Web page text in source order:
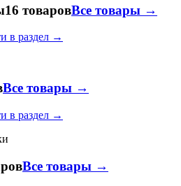
16 товаровВсе товары →
в раздел →
Все товары →
в раздел →
Все товары →